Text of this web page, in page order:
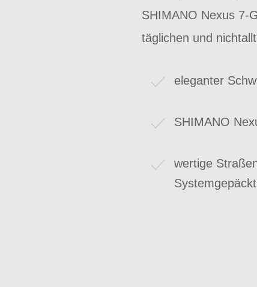
SHIMANO Nexus 7-
täglichen und
eleganter
SHIMANO
wertige